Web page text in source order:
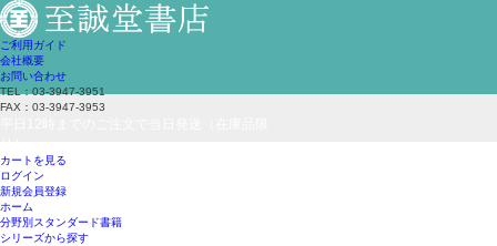
ご利用ガイド
会社概要
お問い合わせ
TEL：03-3947-3951
FAX：03-3947-3953
カートを見る
ログイン
新規会員登録
ホーム
分野別スタンダード書籍
シリーズから探す